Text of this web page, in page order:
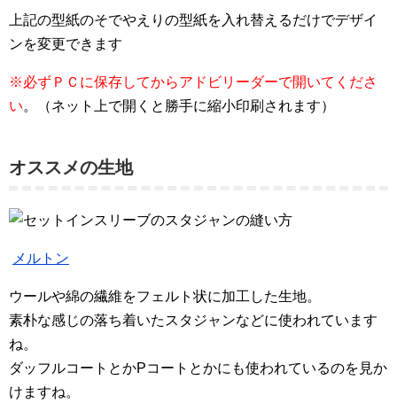
上記の型紙のそでやえりの型紙を入れ替えるだけでデザイ
ンを変更できます
※必ずＰＣに保存してからアドビリーダーで開いてくださ
い。（ネット上で開くと勝手に縮小印刷されます）
オススメの生地
メルトン
ウールや綿の繊維をフェルト状に加工した生地。
素朴な感じの落ち着いたスタジャンなどに使われています
ね。
ダッフルコートとかPコートとかにも使われているのを見か
けますね。